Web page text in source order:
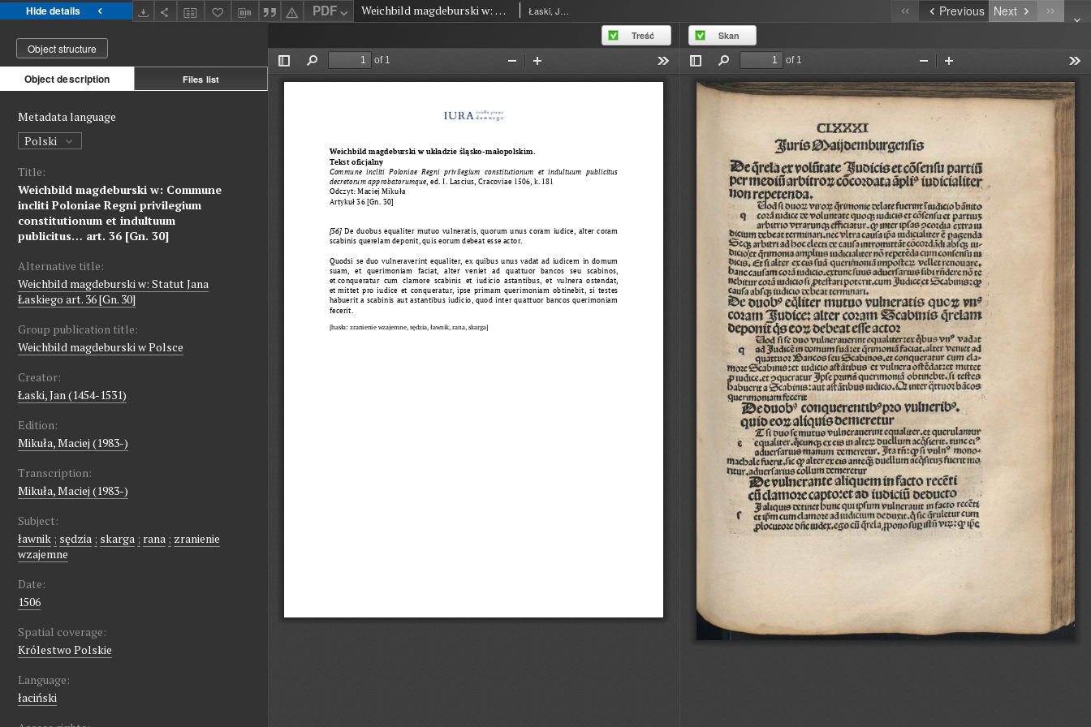
Hide details PDF Weichbild magdeburski w: Commune incliti Poloniae Regni privilegium constitutionum et indultuum publicitus… art. 36 [Gn. 30] Łaski, Jan (1454-1531) Previous Next
Object structure
Object description Files list
Metadata language
Polski
Title:
Weichbild magdeburski w: Commune
incliti Poloniae Regni privilegium
constitutionum et indultuum
publicitus… art. 36 [Gn. 30]
Alternative title:
Weichbild magdeburski w: Statut Jana
Łaskiego art. 36 [Gn. 30]
Group publication title:
Weichbild magdeburski w Polsce
Creator:
Łaski, Jan (1454-1531)
Edition:
Mikuła, Maciej (1983-)
Transcription:
Mikuła, Maciej (1983-)
Subject:
ławnik ; sędzia ; skarga ; rana ; zranienie
wzajemne
Date:
1506
Spatial coverage:
Królestwo Polskie
Language:
łaciński
Treść Skan